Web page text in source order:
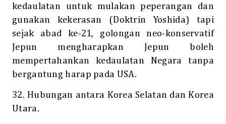
kedaulatan untuk mulakan peperangan dan
gunakan kekerasan (Doktrin Yoshida) tapi
sejak abad ke-21, golongan neo-konservatif
Jepun mengharapkan Jepun boleh
mempertahankan kedaulatan Negara tanpa
bergantung harap pada USA.
32. Hubungan antara Korea Selatan dan Korea
Utara.